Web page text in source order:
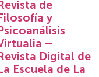
de
y
–
Digital de
Escuela de La